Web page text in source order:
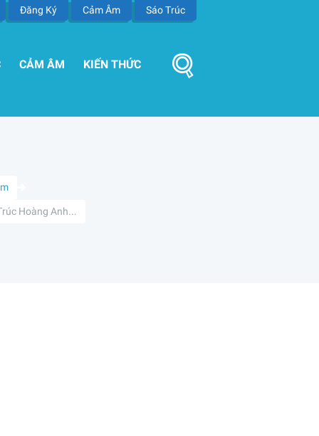
Đăng Ký Cảm Âm Sáo Trúc
CẢM ÂM KIẾN THỨC
Hoàng Anh...